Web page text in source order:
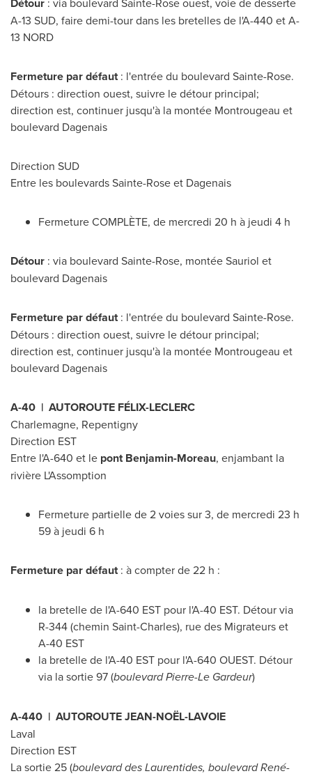
A-13 SUD, faire demi-tour dans les bretelles de l'A-440 etA-
13 NORD
Fermeture par défaut: l'entrée du boulevard Sainte-Rose.
Détours : direction ouest, suivre le détour principal;
direction est, continuer jusqu'à la montée Montrougeau et
boulevard Dagenais
Direction SUD
Entre les boulevardsSainte-Roseet Dagenais
Fermeture COMPLÈTE, de mercredi 20 h à jeudi 4 h
Détour : via boulevard Sainte-Rose, montée Sauriol et
boulevard Dagenais
Fermeture par défaut: l'entrée du boulevard Sainte-Rose.
Détours : direction ouest, suivre le détour principal;
direction est, continuer jusqu'à la montée Montrougeau et
boulevard Dagenais
A-40 | AUTOROUTE FÉLIX-LECLERC
Charlemagne, Repentigny
Direction EST
Entre l'A-640 et le pont Benjamin-Moreau, enjambant la
rivière L'Assomption
Fermeture partielle de 2 voies sur 3, de mercredi 23 h
59 à jeudi 6 h
Fermeture par défaut: à compter de 22 h :
la bretelle de l'A-640 EST pour l'A-40 EST. Détour via
R-344 (chemin Saint-Charles), rue des Migrateurs et
A-40 EST
la bretelle de l'A-40 EST pour l'A-640 OUEST. Détour
via la sortie 97 (boulevardPierre-Le Gardeur)
A-440 | AUTOROUTE JEAN-NOËL-LAVOIE
Laval
Direction EST
La sortie 25 (boulevard des Laurentides, boulevard René-